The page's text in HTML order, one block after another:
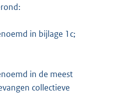
in bijlage 1c;
in de meest
collectieve